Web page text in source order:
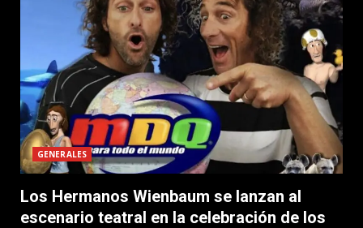
GENERALES
Los Hermanos Wienbaum se lanzan al
escenario teatral en la celebración de los